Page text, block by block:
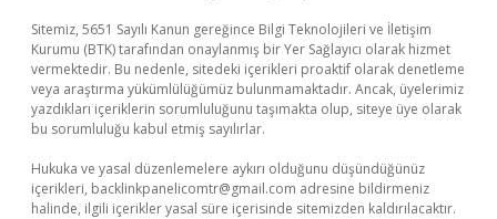
Sitemiz, 5651 Sayılı Kanun gereğince Bilgi Teknolojileri ve İletişim
Kurumu (BTK) tarafından onaylanmış bir Yer Sağlayıcı olarak hizmet
vermektedir. Bu nedenle, sitedeki içerikleri proaktif olarak denetleme
veya araştırma yükümlülüğümüz bulunmamaktadır. Ancak, üyelerimiz
yazdıkları içeriklerin sorumluluğunu taşımakta olup, siteye üye olarak
bu sorumluluğu kabul etmiş sayılırlar.
Hukuka ve yasal düzenlemelere aykırı olduğunu düşündüğünüz
içerikleri, backlinkpanelicomtr@gmail.com adresine bildirmeniz
halinde, ilgili içerikler yasal süre içerisinde sitemizden kaldırılacaktır.